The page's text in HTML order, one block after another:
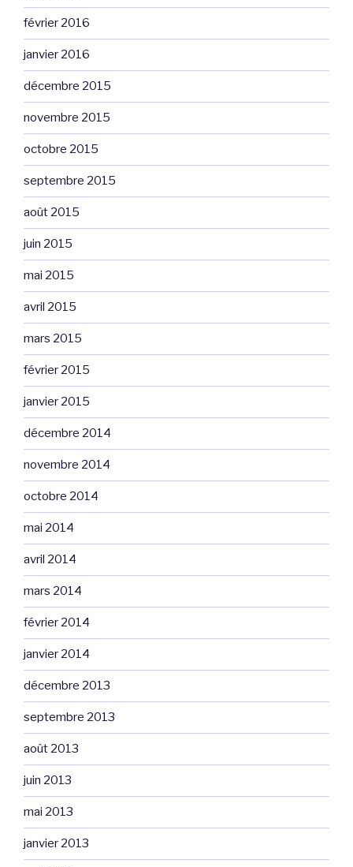
février 2016
janvier 2016
décembre 2015
novembre 2015
octobre 2015
septembre 2015
août 2015
juin 2015
mai 2015
avril 2015
mars 2015
février 2015
janvier 2015
décembre 2014
novembre 2014
octobre 2014
mai 2014
avril 2014
mars 2014
février 2014
janvier 2014
décembre 2013
septembre 2013
août 2013
juin 2013
mai 2013
janvier 2013